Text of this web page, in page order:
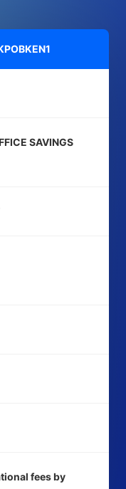
SAVINGS
fees by